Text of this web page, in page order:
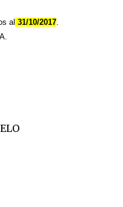
al 31/10/2017.